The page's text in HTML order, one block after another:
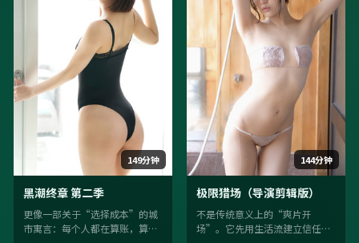
149分钟
黑潮终章 第二季
更像一部关于“选择成本”的城
市寓言：每个人都在算账，算到
144分钟
极限猎场（导演剪辑版）
不是传统意义上的“爽片开
场”。它先用生活流建立信任，